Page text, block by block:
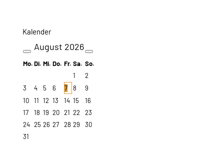
Kalender
August 2026
Mo.Di. Mi. Do. Fr. Sa. So.
1
2
3
4 5 6 7 8
9
10
11 12 13 14 15
16
17
18 19 20 21 22
23
24 25 26 27 28 29
30
31